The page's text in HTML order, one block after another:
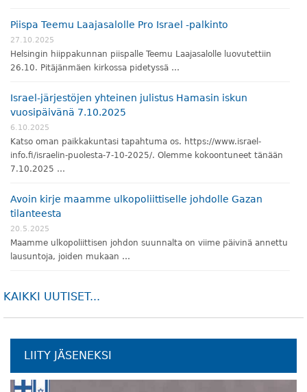
Piispa Teemu Laajasalolle Pro Israel -palkinto
27.10.2025
Helsingin hiippakunnan piispalle Teemu Laajasalolle luovutettiin
26.10. Pitäjänmäen kirkossa pidetyssä …
Israel-järjestöjen yhteinen julistus Hamasin iskun
vuosipäivänä 7.10.2025
6.10.2025
Katso oman paikkakuntasi tapahtuma os. https://www.israel-
info.fi/israelin-puolesta-7-10-2025/. Olemme kokoontuneet tänään
7.10.2025 …
Avoin kirje maamme ulkopoliittiselle johdolle Gazan
tilanteesta
20.5.2025
Maamme ulkopoliittisen johdon suunnalta on viime päivinä annettu
lausuntoja, joiden mukaan …
KAIKKI UUTISET...
LIITY JÄSENEKSI